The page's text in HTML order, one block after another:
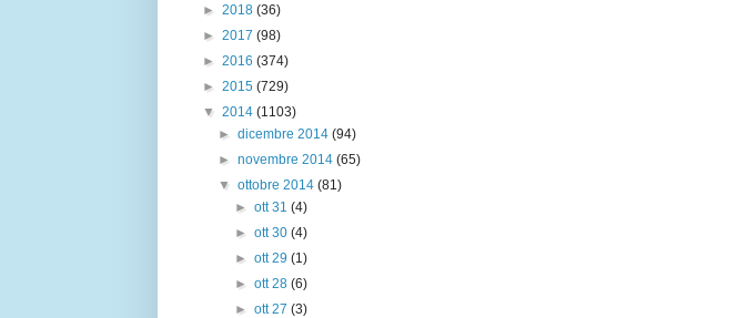
► 2018 (36)
► 2017 (98)
► 2016 (374)
► 2015 (729)
▼ 2014 (1103)
►dicembre 2014(94)
►novembre 2014(65)
▼ottobre 2014(81)
► ott 31 (4)
► ott 30 (4)
► ott 29 (1)
► ott 28 (6)
► ott 27 (3)